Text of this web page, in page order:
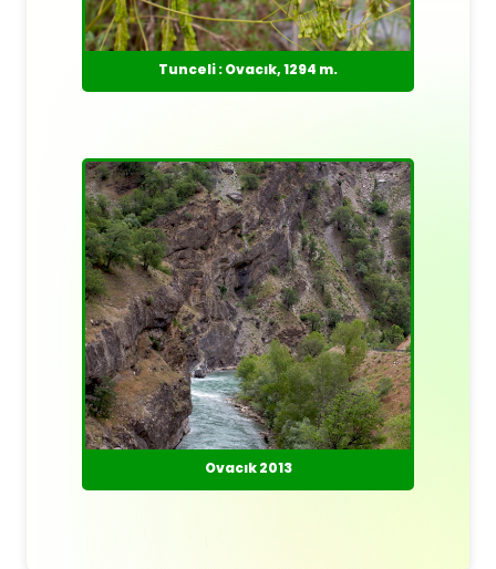
Tunceli : Ovacık, 1294 m.
Ovacık 2013